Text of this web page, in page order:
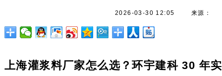
2026-03-30 12:05 来源：
上海灌浆料厂家怎么选？环宇建科 30 年